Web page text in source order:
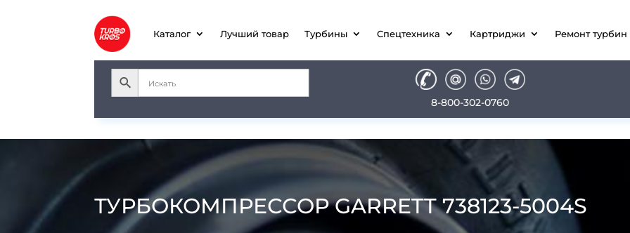
Каталог Лучший товар Турбины Спецтехника Картриджи Ремонт турбин
8-800-302-0760
ТУРБОКОМПРЕССОР GARRETT 738123-5004S